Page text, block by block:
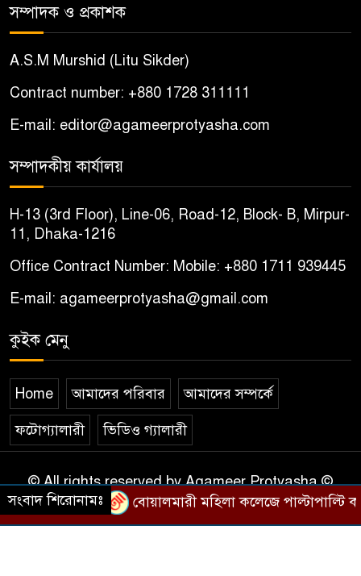
সম্পাদক ও প্রকাশক
A.S.M Murshid (Litu Sikder)
Contract number: +880 1728 311111
E-mail: editor@agameerprotyasha.com
সম্পাদকীয় কার্যালয়
H-13 (3rd Floor), Line-06, Road-12, Block- B, Mirpur-
11, Dhaka-1216
Office Contract Number: Mobile: +880 1711 939445
E-mail: agameerprotyasha@gmail.com
কুইক মেনু
Home আমাদের পরিবার আমাদের সম্পর্কে
ফটোগ্যালারী ভিডিও গ্যালারী
© All rights reserved by Agameer Protyasha ©
2015-2025
প্রযুক্তি সহযোগীতায়থিম বিক্রয় ডট কম
সংবাদ শিরোনামঃ বোয়ালমারী মহিলা কলেজে পাল্টাপাল্টি